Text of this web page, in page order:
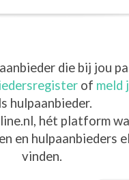
die bij jou
of meld
hulpaanbieder.
hét platform
en hulpaanbieders
vinden.